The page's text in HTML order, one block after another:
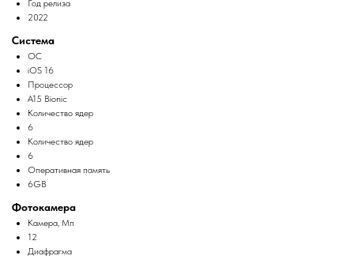
Год релиза
2022
Система
ОС
iOS 16
Процессор
A15 Bionic
Количество ядер
6
Количество ядер
6
Оперативная память
6GB
Фотокамера
Камера, Мп
12
Диафрагма